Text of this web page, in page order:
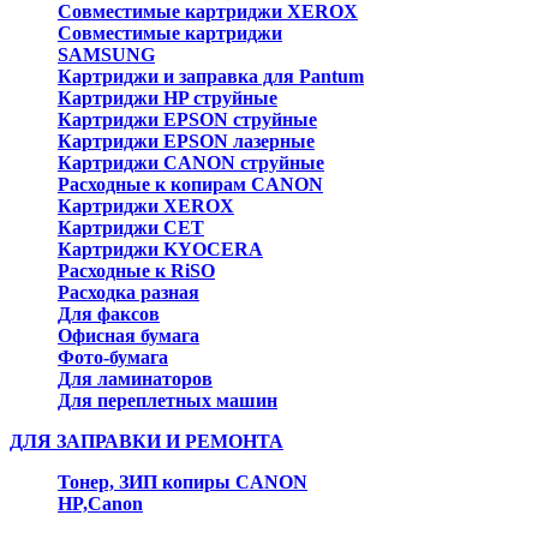
Совместимые картриджи XEROX
Совместимые картриджи
SAMSUNG
Картриджи и заправка для Pantum
Картриджи HP струйные
Картриджи EPSON струйные
Картриджи EPSON лазерные
Картриджи CANON струйные
Расходные к копирам CANON
Картриджи XEROX
Картриджи CET
Картриджи KYOCERA
Расходные к RiSO
Расходка разная
Для факсов
Офисная бумага
Фото-бумага
Для ламинаторов
Для переплетных машин
ДЛЯ ЗАПРАВКИ И РЕМОНТА
Тонер, ЗИП копиры CANON
HP,Canon